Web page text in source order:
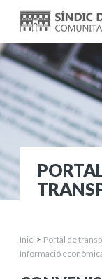
Inici > Portal de
Informació